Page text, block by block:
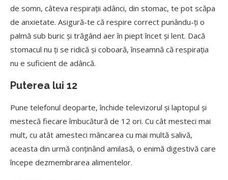
de somn, câteva respirații adânci, din stomac, te pot scăpa
de anxietate. Asigură-te că respire correct punându-ți o
palmă sub buric și trăgând aer în piept încet și lent. Dacă
stomacul nu ți se ridică și coboară, înseamnă că respirația
nu e suficient de adâncă.
Puterea lui 12
Pune telefonul deoparte, închide televizorul și laptopul și
mestecă fiecare îmbucătură de 12 ori. Cu cât mesteci mai
mult, cu atât amesteci mâncarea cu mai multă salivă,
aceasta din urmă conținând amilasă, o enimă digestivă care
începe dezmembrarea alimentelor.